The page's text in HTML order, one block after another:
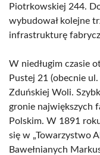
Piotrkowskiej 244.
wybudował kolejne
infrastrukturę
W niedługim czasie
Pustej 21 (obecnie
Zduńskiej Woli.
gronie największych
Polskim. W 1891
się w „Towarzystwo
Bawełnianych